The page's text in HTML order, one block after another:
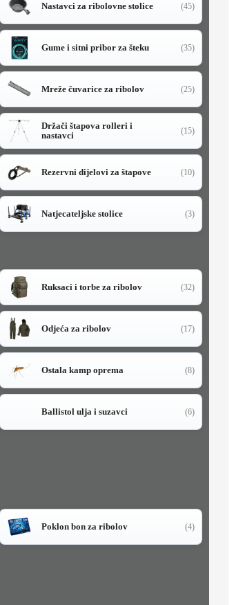
Nastavci za ribolovne stolice (45)
Gume i sitni pribor za šteku (35)
Mreže čuvarice za ribolov (25)
Držači štapova rolleri i
nastavci
(15)
Rezervni dijelovi za štapove (10)
Natjecateljske stolice (3)
Ruksaci i torbe za ribolov (32)
Odjeća za ribolov (17)
Ostala kamp oprema (8)
Ballistol ulja i suzavci (6)
Poklon bon za ribolov (4)